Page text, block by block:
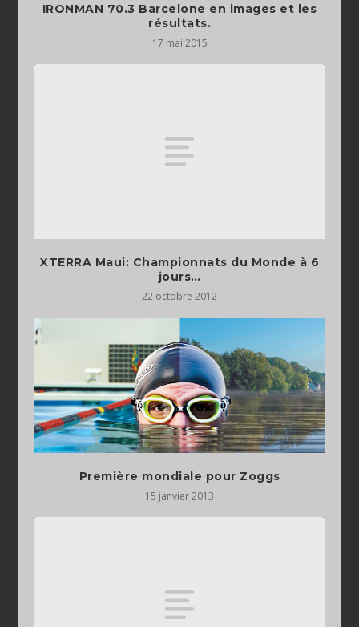
IRONMAN 70.3 Barcelone en images et les
résultats.
17 mai 2015
XTERRA Maui: Championnats du Monde à 6
jours…
22 octobre 2012
Première mondiale pour Zoggs
15 janvier 2013